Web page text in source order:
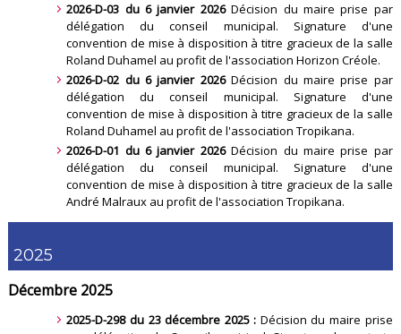
2026-D-03 du 6 janvier 2026Décision du maire prise par
délégation du conseil municipal. Signature d'une
convention de mise à disposition à titre gracieux de la salle
Roland Duhamel au profit de l'association Horizon Créole.
2026-D-02 du 6 janvier 2026Décision du maire prise par
délégation du conseil municipal. Signature d'une
convention de mise à disposition à titre gracieux de la salle
Roland Duhamel au profit de l'association Tropikana.
2026-D-01 du 6 janvier 2026Décision du maire prise par
délégation du conseil municipal. Signature d'une
convention de mise à disposition à titre gracieux de la salle
André Malraux au profit de l'association Tropikana.
2025
Décembre 2025
2025-D-298 du 23 décembre 2025 : Décision du maire prise